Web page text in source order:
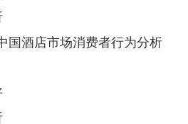
酒店市场消费者行为分析